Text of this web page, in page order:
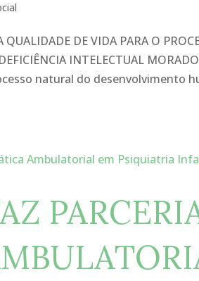
DE VIDA PARA O
INTELECTUAL
natural do desenvolvimento